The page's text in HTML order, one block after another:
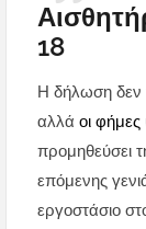
18
Η δήλωση δεν
αλλά οι
προμηθεύσει
επόμενης
εργοστάσιο